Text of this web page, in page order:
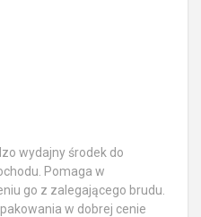
wydajny środek do
Pomaga w
go z zalegającego brudu.
w dobrej cenie